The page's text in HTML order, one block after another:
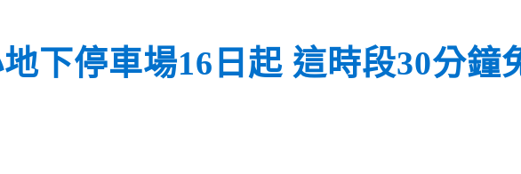
下停車場16日起 這時段30分鐘